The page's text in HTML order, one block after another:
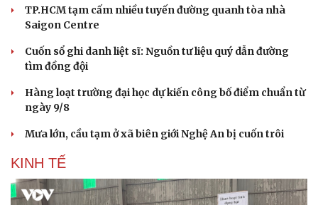
Văn hóa
Sân khấu - Điện ảnh
Văn học
Nghệ sĩ
Thời trang
TP.HCM tạm cấm nhiều tuyến đường quanh tòa nhà
Saigon Centre
Cuốn sổ ghi danh liệt sĩ: Nguồn tư liệu quý dẫn đường
tìm đồng đội
Hàng loạt trường đại học dự kiến công bố điểm chuẩn từ
ngày 9/8
Mưa lớn, cầu tạm ở xã biên giới Nghệ An bị cuốn trôi
KINH TẾ